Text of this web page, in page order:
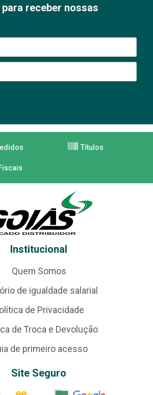
receber nossas
Títulos
Institucional
Quem Somos
de igualdade salarial
de Privacidade
de Troca e Devolução
de primeiro acesso
Site Seguro